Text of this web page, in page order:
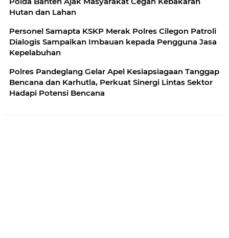
Hutan dan Lahan
Personel Samapta KSKP Merak Polres Cilegon Patroli
Dialogis Sampaikan Imbauan kepada Pengguna Jasa
Kepelabuhan
Polres Pandeglang Gelar Apel Kesiapsiagaan Tanggap
Bencana dan Karhutla, Perkuat Sinergi Lintas Sektor
Hadapi Potensi Bencana